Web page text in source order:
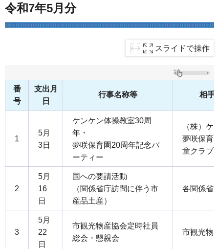
令和7年5月分
スライドで操作
番
号
支出月
日
行事名称等 相手
1
5月
3日
ケンケン体操教室30周
年・
夢咲保育園20周年記念パ
ーティー
（株）ケ
夢咲保育
童クラブ
2
5月
16
日
国への要請活動
（関係省庁訪問に伴う市
産品土産）
各関係省
3
5月
22
日
市観光物産協会定時社員
総会・懇親会
市観光物